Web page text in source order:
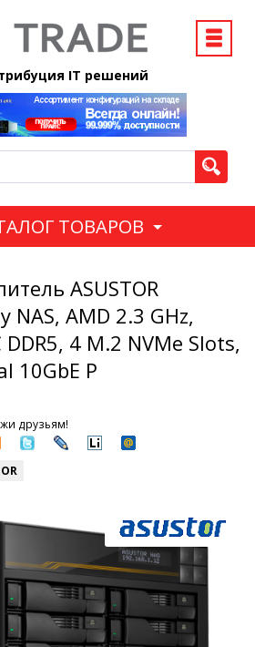
IT решений
ТОВАРОВ
ASUSTOR
NAS, AMD 2.3 GHz,
DDR5, 4 M.2 NVMe Slots,
10GbE P
друзьям!